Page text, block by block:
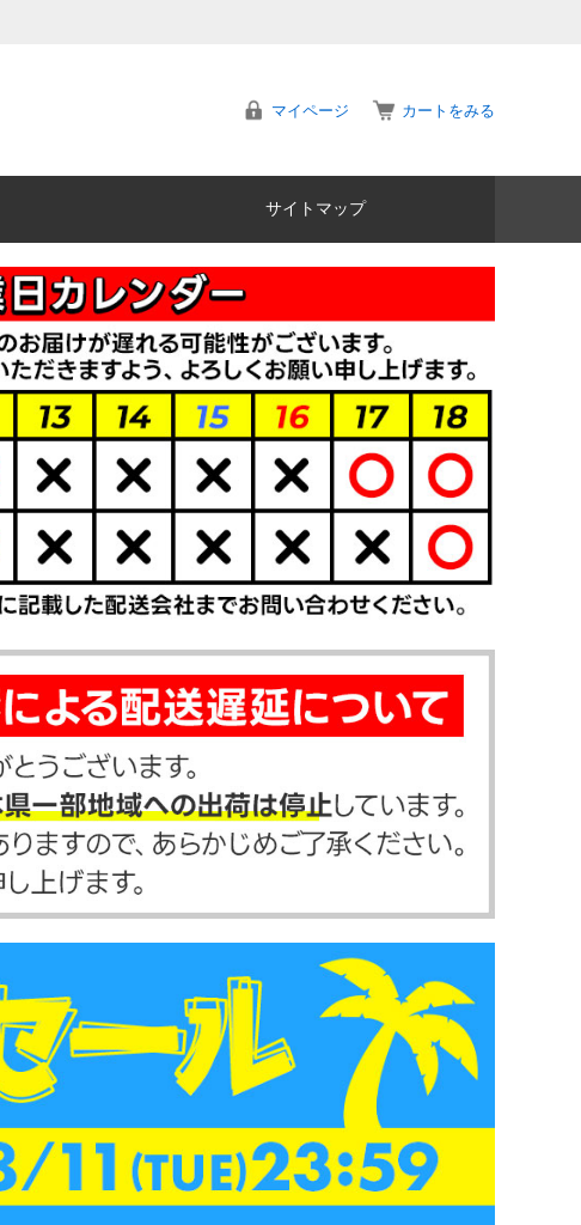
マイページ カートをみる
サイトマップ